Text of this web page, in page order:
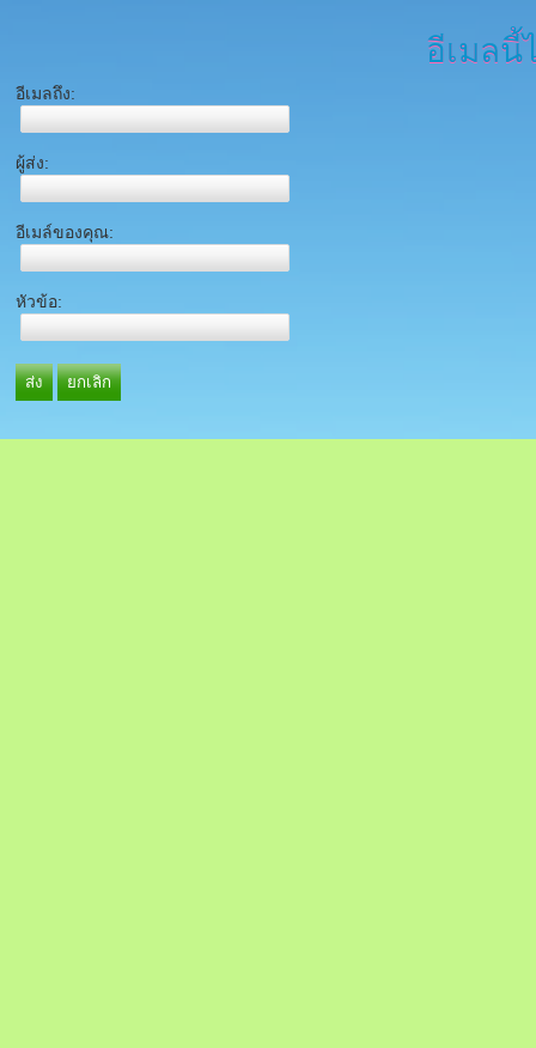
อีเมลนี้
อีเมลถึง:
ผู้ส่ง:
อีเมล์ของคุณ:
หัวข้อ:
ส่ง ยกเลิก